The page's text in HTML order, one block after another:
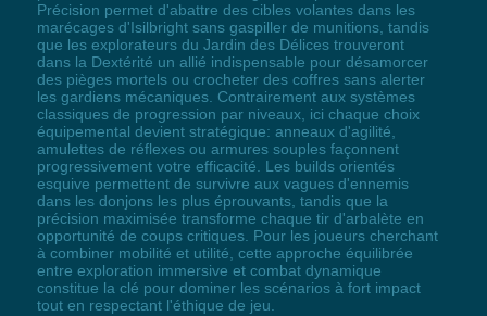
Précision permet d'abattre des cibles volantes dans les
marécages d'Isilbright sans gaspiller de munitions, tandis
que les explorateurs du Jardin des Délices trouveront
dans la Dextérité un allié indispensable pour désamorcer
des pièges mortels ou crocheter des coffres sans alerter
les gardiens mécaniques. Contrairement aux systèmes
classiques de progression par niveaux, ici chaque choix
équipemental devient stratégique: anneaux d'agilité,
amulettes de réflexes ou armures souples façonnent
progressivement votre efficacité. Les builds orientés
esquive permettent de survivre aux vagues d'ennemis
dans les donjons les plus éprouvants, tandis que la
précision maximisée transforme chaque tir d'arbalète en
opportunité de coups critiques. Pour les joueurs cherchant
à combiner mobilité et utilité, cette approche équilibrée
entre exploration immersive et combat dynamique
constitue la clé pour dominer les scénarios à fort impact
tout en respectant l'éthique de jeu.